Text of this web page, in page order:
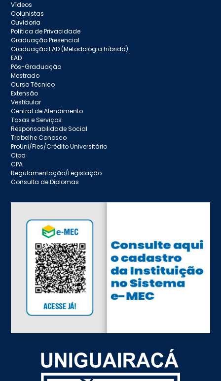
Vídeos
Colunistas
Ouvidoria
Política de Privacidade
Graduação Presencial
Graduação EAD (Metodologia híbrida)
EAD
Pós-Graduação
Mestrado
Curso Técnico
Extensão
Vestibular
Central de Atendimento
Taxas e Serviços
Responsabilidade Social
Trabelhe Conosco
ProUni/Fies/Crédito Universitário
Cipa
CPA
Regulamentação/Legislação
Consulta de Diplomas